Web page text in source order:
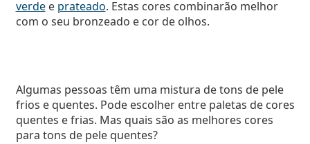
verdee prateado. Estas cores combinarão melhor
com o seu bronzeado e cor de olhos.
Algumas pessoas têm uma mistura de tons de pele
frios e quentes. Pode escolher entre paletas de cores
quentes e frias. Mas quais são as melhores cores
para tons de pele quentes?